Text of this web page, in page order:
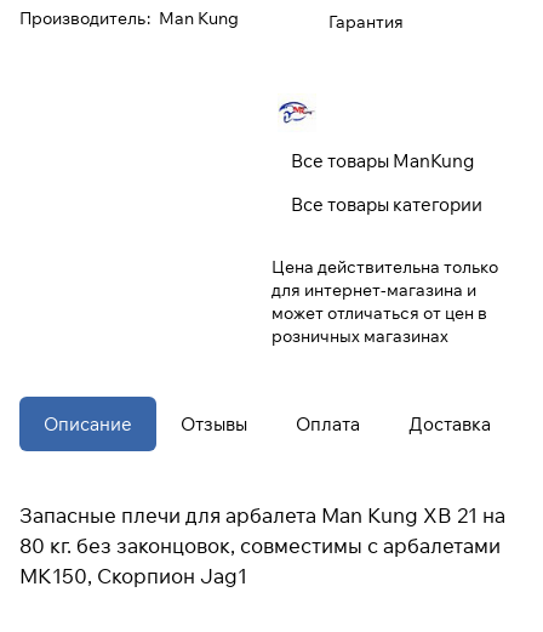
Производитель: Man Kung
Гарантия
Все товары ManKung
Все товары категории
Цена действительна только
для интернет-магазина и
может отличаться от цен в
розничных магазинах
Описание Отзывы Оплата Доставка
Запасные плечи для арбалета Man Kung XB 21 на
80 кг. без законцовок, совместимы с арбалетами
МК150, Скорпион Jag1
Оплачивайте сегодня только 25%
выбранный способом
% будут
по
применяются.